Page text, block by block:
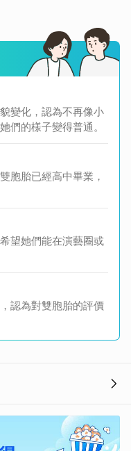
變化，認為不再像小
們的樣子變得普通。
胞胎已經高中畢業，
望她們能在演藝圈或
認為對雙胞胎的評價